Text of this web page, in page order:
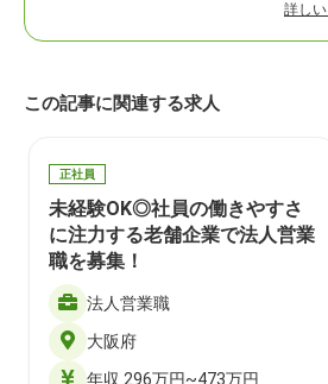
詳し
この記事に関連する求人
正社員
未経験OK◎社員の働きやすさ
に注力する老舗企業で法人営業
職を募集！
法人営業職
大阪府
年収 296万円~473万円